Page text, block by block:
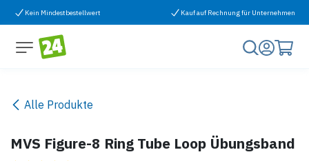
Zum Inhalt springen
Kein Mindestbestellwert Kauf auf Rechnung für Unternehmen
Alle Produkte
MVS Figure-8 Ring Tube Loop Übungsband